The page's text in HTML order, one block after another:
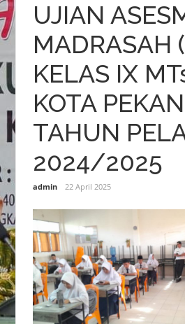
UJIAN
MADRASAH
KELAS IX
KOTA
TAHUN
2024/2025
admin 22 April 2025